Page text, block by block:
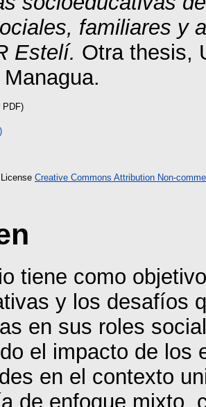
familiares y
Estelí. Otra thesis,
PDF)
Creative Commons Attribution Non-
tiene como
y los desafíos
en sus roles
el impacto de los
en el contexto
de enfoque mixto,